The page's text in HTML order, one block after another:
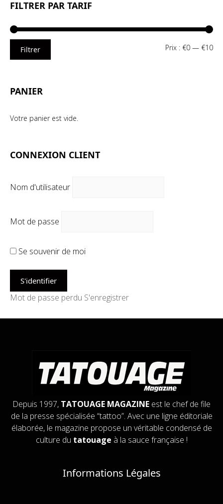
FILTRER PAR TARIF
Filtrer Prix : €0 — €10
PANIER
Votre panier est vide.
CONNEXION CLIENT
Nom d'utilisateur
Mot de passe
Se souvenir de moi
Mot de passe perdu S'enregistrer
Depuis 1997, TATOUAGE MAGAZINE est le chef de file
de la presse spécialisée “tattoo”. Avec une ligne éditoriale
élaborée, le magazine propose un véritable condensé de
culture du tatouage à la sauce française !
Informations Légales